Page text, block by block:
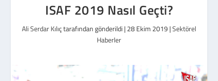
ISAF 2019 Nasıl Geçti?
Ali Serdar Kılıçtarafından gönderildi |28 Ekim 2019 |Sektörel
Haberler